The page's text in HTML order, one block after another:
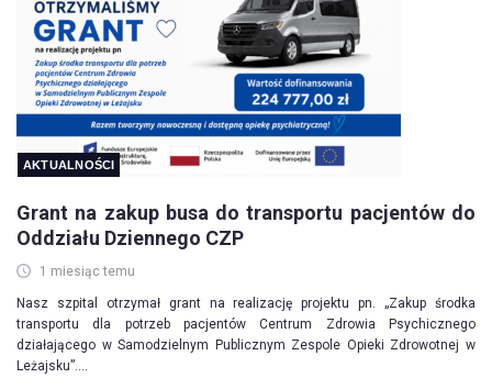
AKTUALNOŚCI
Grant na zakup busa do transportu pacjentów do
Oddziału Dziennego CZP
1 miesiąc temu
Nasz szpital otrzymał grant na realizację projektu pn. „Zakup środka
transportu dla potrzeb pacjentów Centrum Zdrowia Psychicznego
działającego w Samodzielnym Publicznym Zespole Opieki Zdrowotnej w
Leżajsku”....